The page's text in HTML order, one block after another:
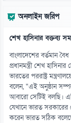
অনলাইন জরিপ
শেখ হাসিনার বক্তব্য
বাংলাদেশের বর্তমান
প্রধানমন্ত্রী শেখ
ভারতের পররাষ্ট্র
বলেন, “এই অনুষ্ঠান
আবারো সেটিই বলছি।
যেখানে ভারত
করেন ভারত সঠিক